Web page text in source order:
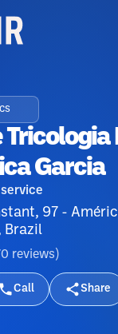
Garcia
97 -
Brazil
reviews )
Call Share